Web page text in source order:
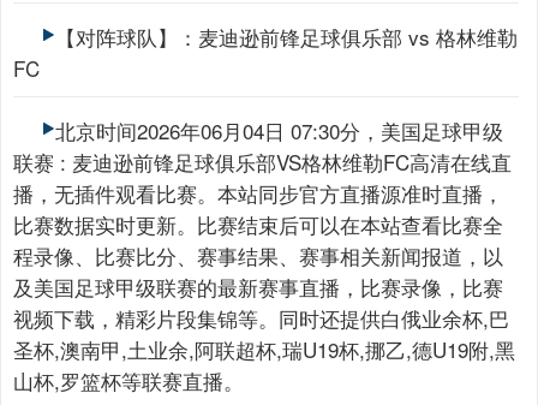
【对阵球队】：麦迪逊前锋足球俱乐部 vs 格林维勒
FC
北京时间2026年06月04日 07:30分，美国足球甲级
联赛 : 麦迪逊前锋足球俱乐部VS格林维勒FC高清在线直
播，无插件观看比赛。本站同步官方直播源准时直播，
比赛数据实时更新。比赛结束后可以在本站查看比赛全
程录像、比赛比分、赛事结果、赛事相关新闻报道，以
及美国足球甲级联赛的最新赛事直播，比赛录像，比赛
视频下载，精彩片段集锦等。同时还提供白俄业余杯,巴
圣杯,澳南甲,土业余,阿联超杯,瑞U19杯,挪乙,德U19附,黑
山杯,罗篮杯等联赛直播。